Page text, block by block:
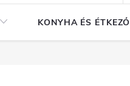
KONYHA ÉS ÉTKEZŐ